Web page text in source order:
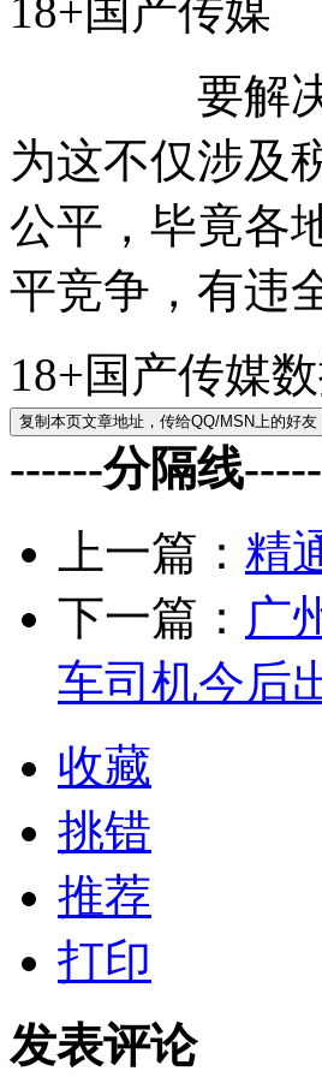
18+国产传
要解决这
为这不仅涉及
公平，毕竟各
平竞争，有违
18+国产传媒
------分隔线
上一篇： 精
下一篇： 广
车司机今后
收藏
挑错
推荐
打印
发表评论